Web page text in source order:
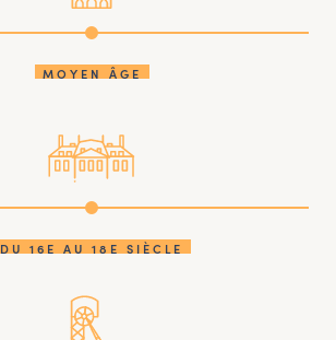
MOYEN ÂGE
DU 16E AU 18E SIÈCLE